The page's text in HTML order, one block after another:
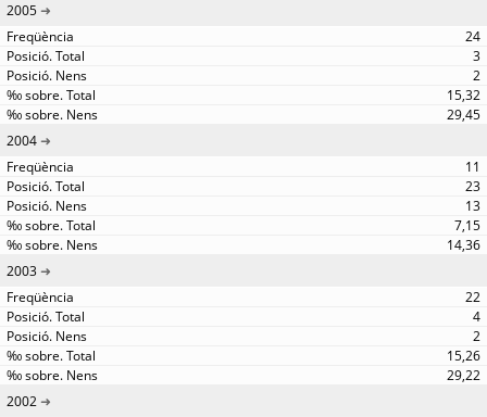
2005
24
3
2
15,32
29,45
2004
11
23
13
7,15
14,36
2003
22
4
2
15,26
29,22
2002